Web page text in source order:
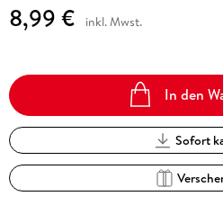
8,99 € inkl. Mwst.
In den
Sofort